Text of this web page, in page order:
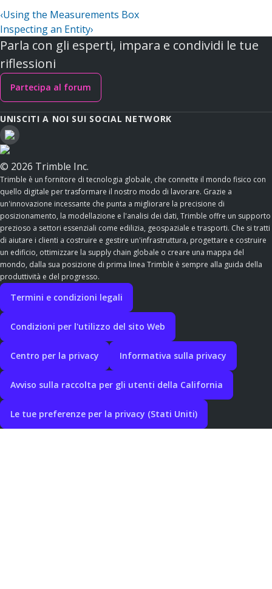
‹Using the Measurements Box
Inspecting an Entity›
Parla con gli esperti, impara e condividi le tue
riflessioni
Partecipa al forum
UNISCITI A NOI SUI SOCIAL NETWORK
© 2026 Trimble Inc.
Trimble è un fornitore di tecnologia globale, che connette il mondo fisico con
quello digitale per trasformare il nostro modo di lavorare. Grazie a
un'innovazione incessante che punta a migliorare la precisione di
posizionamento, la modellazione e l'analisi dei dati, Trimble offre un supporto
prezioso a settori essenziali come edilizia, geospaziale e trasporti. Che si tratti
di aiutare i clienti a costruire e gestire un'infrastruttura, progettare e costruire
un edificio, ottimizzare la supply chain globale o creare una mappa del
mondo, dalla sua posizione di prima linea Trimble è sempre alla guida della
produttività e del progresso.
Termini e condizioni legali
Condizioni per l'utilizzo del sito Web
Centro per la privacy Informativa sulla privacy
Avviso sulla raccolta per gli utenti della California
Le tue preferenze per la privacy (Stati Uniti)